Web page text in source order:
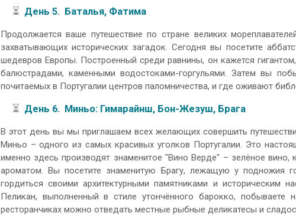
⏳ День 5. Баталья, Фатимa
Продолжается ваше путешествие по стране великих
захватывающих исторических загадок. Сегодня вы посетите
шедевров Европы. Построенный среди равнины, он кажется
балюстрадами, каменными водостоками-горгульями. Затем вы
почитаемых в Португалии центров паломничества, и где оживают
⏳ День 6. Миньо: Гимарайнш, Бон-Жезуш, Брага
В этот день вы мы приглашаем всех желающих совершить
Миньо – одного из самых красивых уголков Португалии. Это
именно здесь производят знаменитое "Вино Верде" – зелёное
ароматом. Вы посетите знаменитую Брагу, лежащую у подножия
гордиться своими архитектурными памятниками и историческим
Пеликан, выполненный в стиле утончённого барокко,
ресторанчиках можно отведать местные рыбные деликатесы и